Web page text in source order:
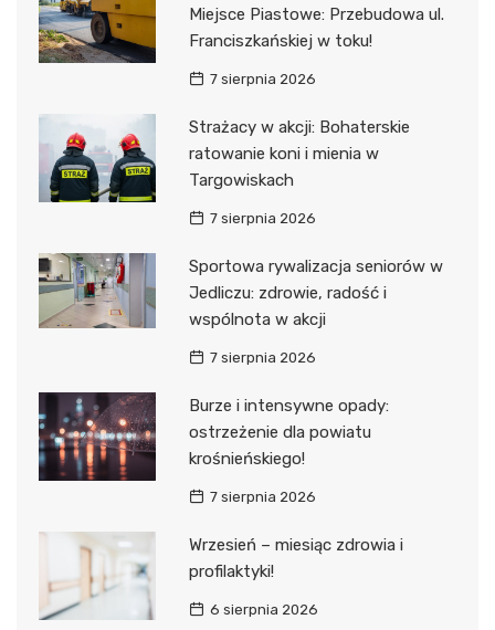
Miejsce Piastowe: Przebudowa ul.
Franciszkańskiej w toku!
7 sierpnia 2026
Strażacy w akcji: Bohaterskie
ratowanie koni i mienia w
Targowiskach
7 sierpnia 2026
Sportowa rywalizacja seniorów w
Jedliczu: zdrowie, radość i
wspólnota w akcji
7 sierpnia 2026
Burze i intensywne opady:
ostrzeżenie dla powiatu
krośnieńskiego!
7 sierpnia 2026
Wrzesień – miesiąc zdrowia i
profilaktyki!
6 sierpnia 2026